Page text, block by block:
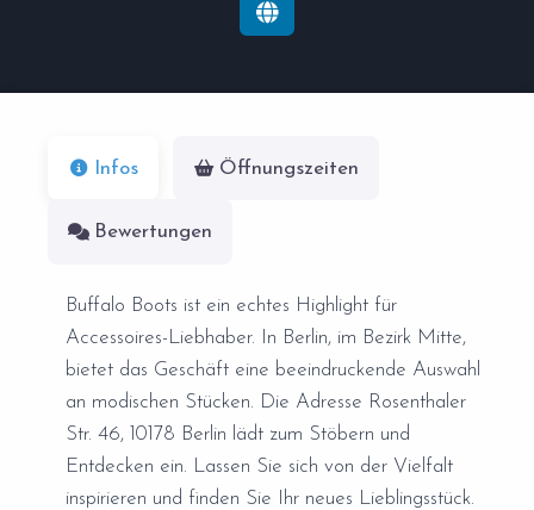
Infos Öffnungszeiten
Bewertungen
Buffalo Boots ist ein echtes Highlight für
Accessoires-Liebhaber. In Berlin, im Bezirk Mitte,
bietet das Geschäft eine beeindruckende Auswahl
an modischen Stücken. Die Adresse Rosenthaler
Str. 46, 10178 Berlin lädt zum Stöbern und
Entdecken ein. Lassen Sie sich von der Vielfalt
inspirieren und finden Sie Ihr neues Lieblingsstück.